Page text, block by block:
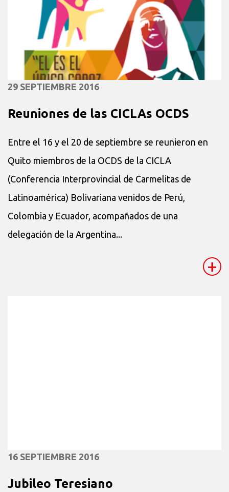
29 SEPTIEMBRE 2016
Reuniones de las CICLAs OCDS
Entre el 16 y el 20 de septiembre se reunieron en
Quito miembros de la OCDS de la CICLA
(Conferencia Interprovincial de Carmelitas de
Latinoamérica) Bolivariana venidos de Perú,
Colombia y Ecuador, acompañados de una
delegación de la Argentina...
+
16 SEPTIEMBRE 2016
Jubileo Teresiano